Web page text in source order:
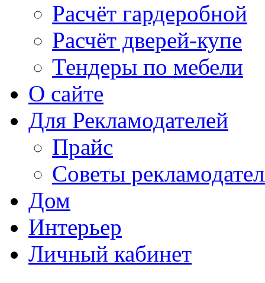
Расчёт гардеробной
Расчёт дверей-купе
Тендеры по мебели
О сайте
Для Рекламодателей
Прайс
Советы
Дом
Интерьер
Личный кабинет